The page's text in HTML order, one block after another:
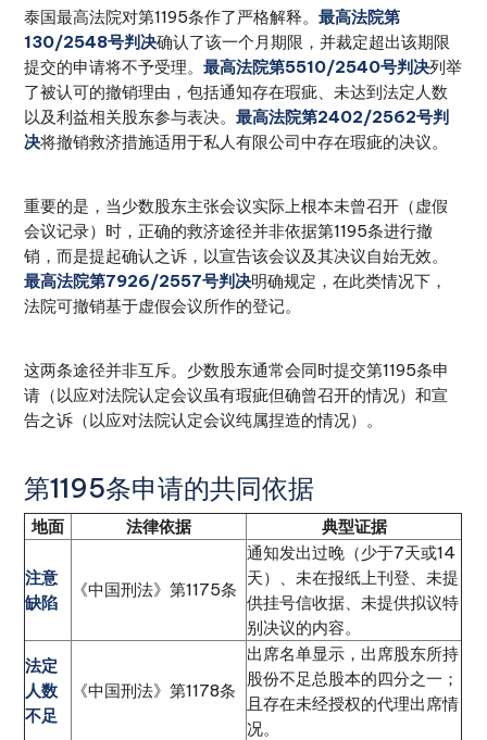
泰国最高法院对第1195条作了严格解释。最高法院第
130/2548号判决确认了该一个月期限，并裁定超出该期限
提交的申请将不予受理。最高法院第5510/2540号判决列举
了被认可的撤销理由，包括通知存在瑕疵、未达到法定人数
以及利益相关股东参与表决。最高法院第2402/2562号判
决将撤销救济措施适用于私人有限公司中存在瑕疵的决议。
重要的是，当少数股东主张会议实际上根本未曾召开（虚假
会议记录）时，正确的救济途径并非依据第1195条进行撤
销，而是提起确认之诉，以宣告该会议及其决议自始无效。
最高法院第7926/2557号判决明确规定，在此类情况下，
法院可撤销基于虚假会议所作的登记。
这两条途径并非互斥。少数股东通常会同时提交第1195条申
请（以应对法院认定会议虽有瑕疵但确曾召开的情况）和宣
告之诉（以应对法院认定会议纯属捏造的情况）。
第1195条申请的共同依据
地面 法律依据 典型证据
注意
缺陷
《中国刑法》第1175条
通知发出过晚（少于7天或14
天）、未在报纸上刊登、未提
供挂号信收据、未提供拟议特
别决议的内容。
法定
人数
不足
《中国刑法》第1178条
出席名单显示，出席股东所持
股份不足总股本的四分之一；
且存在未经授权的代理出席情
况。